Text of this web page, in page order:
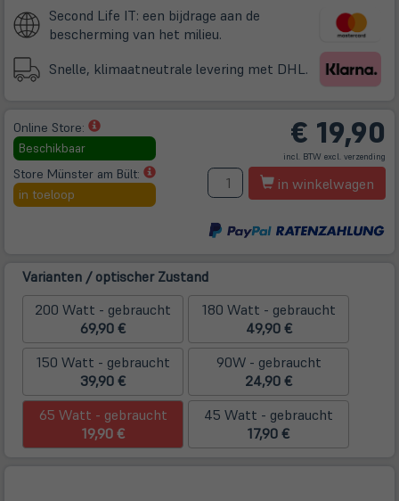
Second Life IT: een bijdrage aan de
bescherming van het milieu.
Snelle, klimaatneutrale levering met DHL.
Online Store:
(öffnet
neuem
Tab)
Beschikbaar
Store Münster am Bült:
(öffnet
in
neuem
in toeloop
€ 19,90
incl. BTW excl. verzending
in winkelwagen
Varianten / optischer Zustand
200 Watt - gebraucht
69,90 €
180 Watt - gebraucht
49,90 €
150 Watt - gebraucht
39,90 €
90W - gebraucht
24,90 €
65 Watt - gebraucht
19,90 €
45 Watt - gebraucht
17,90 €